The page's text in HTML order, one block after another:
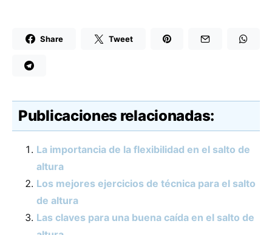
Share Tweet
Publicaciones relacionadas:
La importancia de la flexibilidad en el salto de
altura
Los mejores ejercicios de técnica para el salto
de altura
Las claves para una buena caída en el salto de